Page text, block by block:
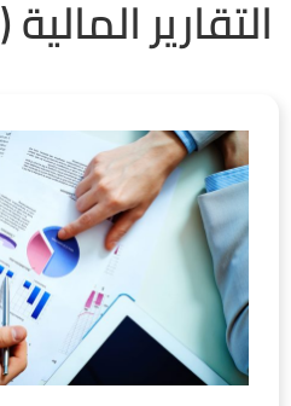
التقارير المالية (IFRSs)